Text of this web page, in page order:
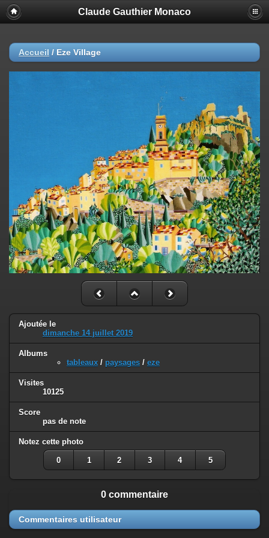
Claude Gauthier Monaco
Accueil / Eze Village
Ajoutée le
dimanche 14 juillet 2019
Albums
tableaux / paysages / eze
Visites
10125
Score
pas de note
Notez cette photo
0 1 2 3 4 5
0 commentaire
Commentaires utilisateur